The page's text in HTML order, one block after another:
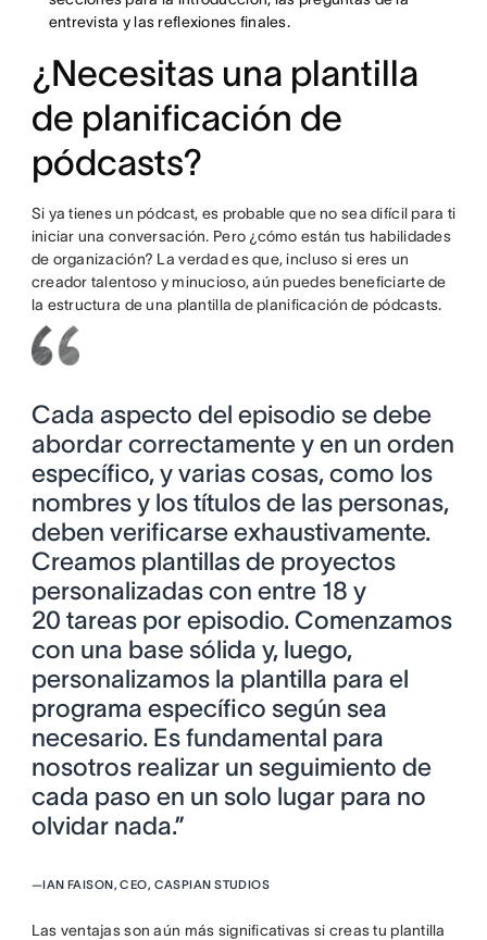
entrevista y las reflexiones finales.
¿Necesitas una plantilla
de planificación de
pódcasts?
Si ya tienes un pódcast, es probable que no sea difícil para ti
iniciar una conversación. Pero ¿cómo están tus habilidades
de organización? La verdad es que, incluso si eres un
creador talentoso y minucioso, aún puedes beneficiarte de
la estructura de una plantilla de planificación de pódcasts.
Cada aspecto del episodio se debe
abordar correctamente y en un orden
específico, y varias cosas, como los
nombres y los títulos de las personas,
deben verificarse exhaustivamente.
Creamos plantillas de proyectos
personalizadas con entre 18 y
20 tareas por episodio. Comenzamos
con una base sólida y, luego,
personalizamos la plantilla para el
programa específico según sea
necesario. Es fundamental para
nosotros realizar un seguimiento de
cada paso en un solo lugar para no
olvidar nada.”
—IAN FAISON, CEO, CASPIAN STUDIOS
Las ventajas son aún más significativas si creas tu plantilla